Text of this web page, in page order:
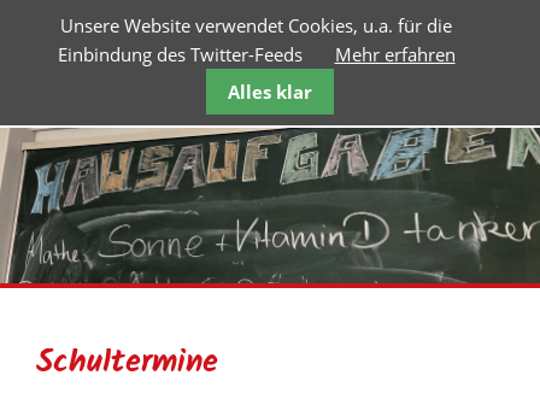
Schultermine
Unsere Website verwendet Cookies, u.a. für die
Einbindung des Twitter-Feeds
Mehr erfahren
Alles klar